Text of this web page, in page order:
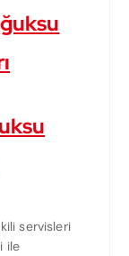
servisleri
ile